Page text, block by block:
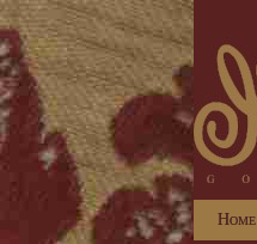
Home